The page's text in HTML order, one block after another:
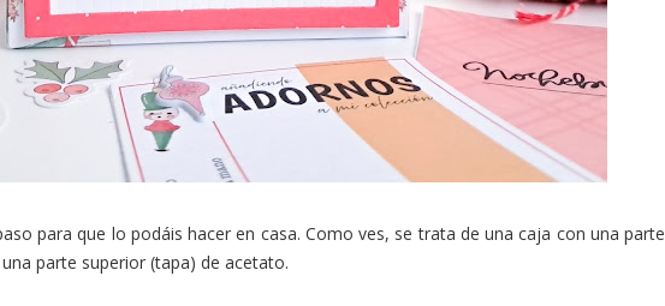
para que lo podáis hacer en casa. Como ves, se trata de una caja con una parte
parte superior (tapa) de acetato.